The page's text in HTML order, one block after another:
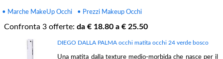
• Marche MakeUp Occhi • Prezzi Makeup Occhi
Confronta 3 offerte: da € 18.80 a € 25.50
DIEGO DALLA PALMA occhi matita occhi 24 verde bosco
Una matita dalla texture medio-morbida che nasce per il